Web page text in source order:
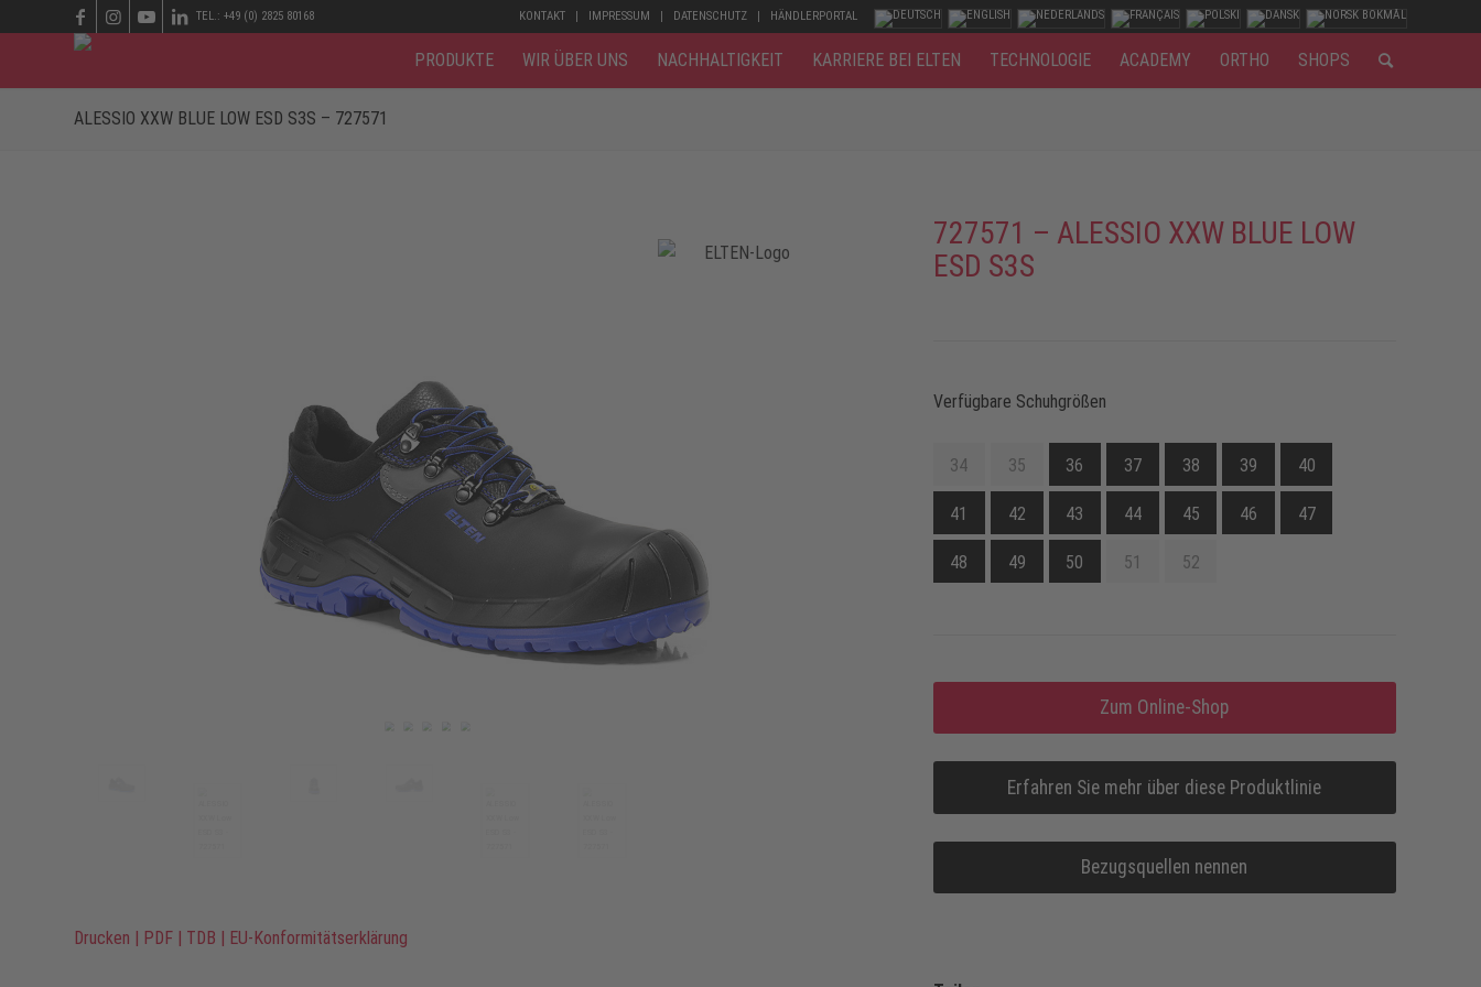
KONTAKT IMPRESSUM DATENSCHUTZ HÄNDLERPORTAL
TEL.: +49 (0) 2825 80168
PRODUKTE WIR ÜBER UNS NACHHALTIGKEIT KARRIERE BEI ELTEN TECHNOLOGIE ACADEMY ORTHO SHOPS
ALESSIO XXW BLUE LOW ESD S3S – 727571
Drucken | PDF | TDB | EU-Konformitätserklärung
727571 – ALESSIO XXW BLUE LOW
ESD S3S
Verfügbare Schuhgrößen
34 35 36 37 38 39 40
41 42 43 44 45 46 47
48 49 50 51 52
Zum Online-Shop
Erfahren Sie mehr über diese Produktlinie
Bezugsquellen nennen